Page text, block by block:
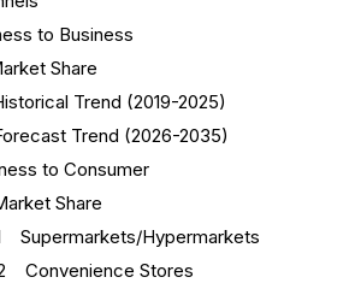
to Business
Share
Trend (2019-2025)
Trend (2026-2035)
to Consumer
Share
Hypermarkets
Stores